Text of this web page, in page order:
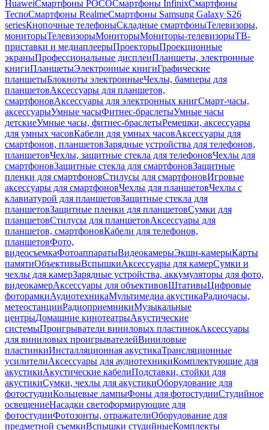
HuaweiСмартфоны POCOСмартфоны InfinixСмартфоны
TecnoСмартфоны RealmeСмартфоны Samsung Galaxy S26
seriesКнопочные телефоныСкладные смартфоныТелевизоры,
мониторыТелевизорыМониторыМониторы-телевизорыТВ-
приставки и медиаплеерыПроекторыПроекционные
экраныПрофессиональные дисплеиПланшеты, электронные
книгиПланшетыЭлектронные книгиГрафические
планшетыБлокноты электронныеЧехлы, бамперы для
планшетовАксессуары для планшетов,
смартфоновАксессуары для электронных книгСмарт-часы,
аксессуарыУмные часыФитнес-браслетыУмные часы
детскиеУмные часы, фитнес-браслетыРемешки, аксессуары
для умных часовКабели для умных часовАксессуары для
смартфонов, планшетовЗарядные устройства для телефонов,
планшетовЧехлы, защитные стекла для телефоновЧехлы для
смартфоновЗащитные стекла для смартфоновЗащитные
пленки для смартфоновСтилусы для смартфоновИгровые
аксессуары для смартфоновЧехлы для планшетовЧехлы с
клавиатурой для планшетовЗащитные стекла для
планшетовЗащитные пленки для планшетовСумки для
планшетовСтилусы для планшетовАксессуары для
планшетов, смартфоновКабели для телефонов,
планшетовФото,
видеосъемкаФотоаппаратыВидеокамерыЭкшн-камерыКарты
памятиОбъективыВспышкиАксессуары для камерСумки и
чехлы для камерЗарядные устройства, аккумуляторы для фото,
видеокамерАксессуары для объективовШтативыЦифровые
фоторамкиАудиотехникаМультимедиа акустикаРадиочасы,
метеостанцииРадиоприемникиМузыкальные
центрыДомашние кинотеатрыАкустические
системыПроигрыватели виниловых пластинокАксессуары
для виниловых проигрывателейВиниловые
пластинкиИнсталляционная акустикаТрансляционные
усилителиАксессуары для аудиотехникиКомплектующие для
акустикиАкустические кабелиПодставки, стойки для
акустикиСумки, чехлы для акустикиОборудование для
фотостудииКольцевые лампыФоны для фотостудииСтудийное
освещениеНасадки светоформирующие для
фотостудииФотозонты, отражателиОборудование для
предметной съемкиВспышки студийныеКомплекты